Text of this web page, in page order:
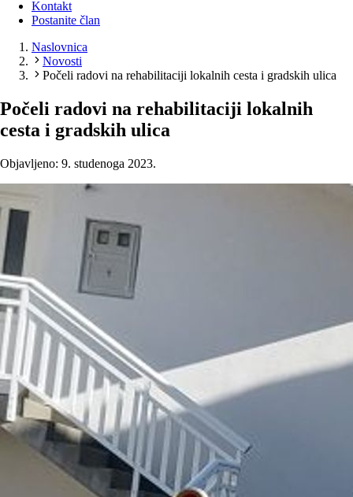
Kontakt
Postanite član
Naslovnica
Novosti
Počeli radovi na rehabilitaciji lokalnih cesta i gradskih ulica
Počeli radovi na rehabilitaciji lokalnih
cesta i gradskih ulica
Objavljeno: 9. studenoga 2023.